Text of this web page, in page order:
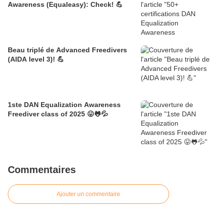
Awareness (Equaleasy): Check! 💪
Beau triplé de Advanced Freedivers
(AIDA level 3)! 💪
1ste DAN Equalization Awareness
Freediver class of 2025 😛🐸💦
Commentaires
Ajouter un commentaire